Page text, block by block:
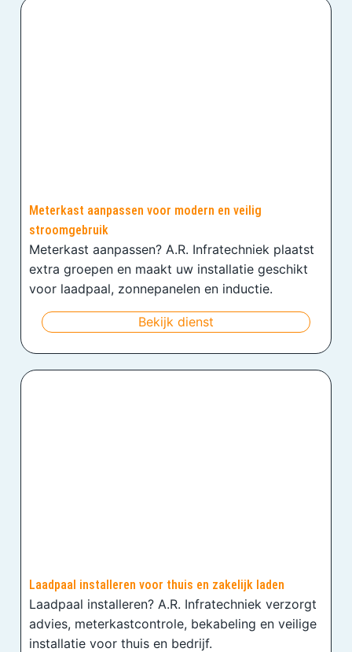
Meterkast aanpassen voor modern en veilig
stroomgebruik
Meterkast aanpassen? A.R. Infratechniek plaatst
extra groepen en maakt uw installatie geschikt
voor laadpaal, zonnepanelen en inductie.
Bekijk dienst
Laadpaal installeren voor thuis en zakelijk laden
Laadpaal installeren? A.R. Infratechniek verzorgt
advies, meterkastcontrole, bekabeling en veilige
installatie voor thuis en bedrijf.